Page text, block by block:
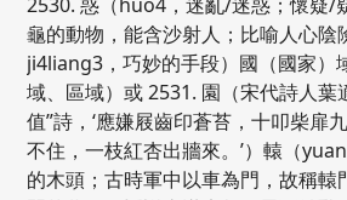
龜的動物，能含沙射人；比喻人心陰
ji4liang3，巧妙的手段）國（國家）
域、區域）或 2531. 園（宋代詩人葉
值”詩，‘應嫌屐齒印蒼苔，十叩柴扉
不住，一枝紅杏出牆來。’）轅（
的木頭；古時軍中以車為門，故稱轅